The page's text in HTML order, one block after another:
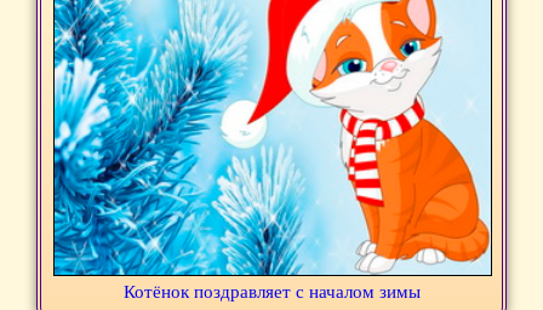
Котёнок поздравляет с началом зимы